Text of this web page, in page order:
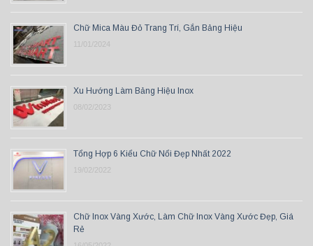
Chữ Mica Màu Đỏ Trang Trí, Gắn Bảng Hiệu
11/01/2024
Xu Hướng Làm Bảng Hiệu Inox
08/02/2023
Tổng Hợp 6 Kiểu Chữ Nổi Đẹp Nhất 2022
19/02/2022
Chữ Inox Vàng Xước, Làm Chữ Inox Vàng Xước Đẹp, Giá
Rẻ